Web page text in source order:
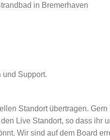
in Bremerhaven
und Support.
Standort übertragen. Gern
Live Standort, so dass ihr
Wir sind auf dem Board